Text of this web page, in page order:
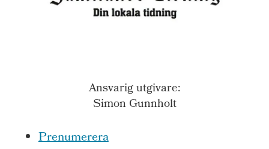
Ansvarig utgivare:
Simon Gunnholt
Prenumerera